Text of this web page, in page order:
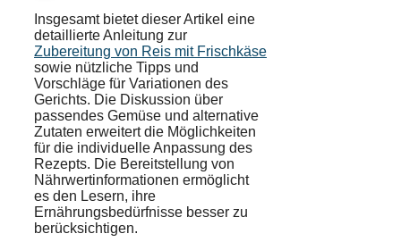
Insgesamt bietet dieser Artikel eine
detaillierte Anleitung zur
Zubereitung von Reis mit Frischkäse
sowie nützliche Tipps und
Vorschläge für Variationen des
Gerichts. Die Diskussion über
passendes Gemüse und alternative
Zutaten erweitert die Möglichkeiten
für die individuelle Anpassung des
Rezepts. Die Bereitstellung von
Nährwertinformationen ermöglicht
es den Lesern, ihre
Ernährungsbedürfnisse besser zu
berücksichtigen.